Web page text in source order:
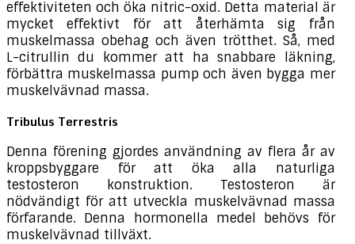
effektiviteten och öka nitric-oxid. Detta material är
mycket effektivt för att återhämta sig från
muskelmassa obehag och även trötthet. Så, med
L-citrullin du kommer att ha snabbare läkning,
förbättra muskelmassa pump och även bygga mer
muskelvävnad massa.
Tribulus Terrestris
Denna förening gjordes användning av flera år av
kroppsbyggare för att öka alla naturliga
testosteron konstruktion. Testosteron är
nödvändigt för att utveckla muskelvävnad massa
förfarande. Denna hormonella medel behövs för
muskelvävnad tillväxt.